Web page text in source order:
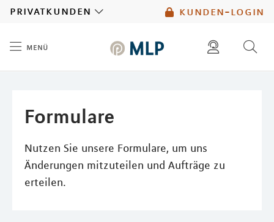
kunden-login
privatkunden
menü
Formulare
Nutzen Sie unsere Formulare, um uns
Änderungen mitzuteilen und Aufträge zu
erteilen.